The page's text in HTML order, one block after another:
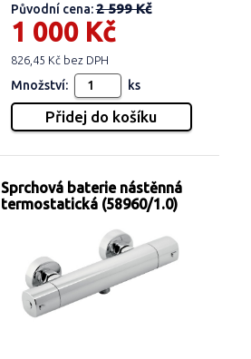
Původní cena:2 599 Kč
1 000 Kč
826,45 Kč bez DPH
Množství: ks
Sprchová baterie nástěnná
termostatická (58960/1.0)